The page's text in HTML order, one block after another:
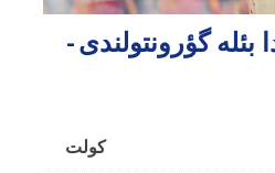
گؤرونتولندی -
کولت